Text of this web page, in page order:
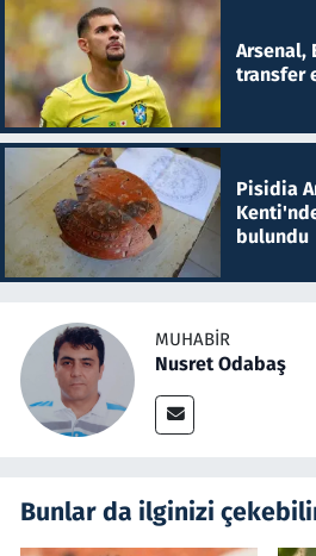
Arsenal,
transfer
Pisidia
bulundu
MUHABIR
Nusret Odabaş
Bunlar da ilginizi